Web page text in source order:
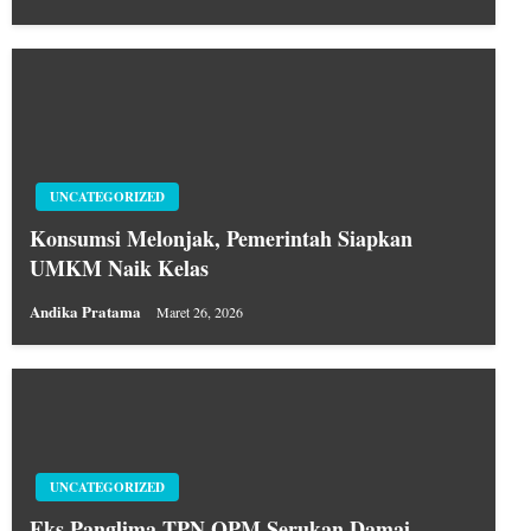
UNCATEGORIZED
Konsumsi Melonjak, Pemerintah Siapkan
UMKM Naik Kelas
Andika Pratama Maret 26, 2026
UNCATEGORIZED